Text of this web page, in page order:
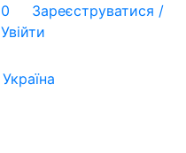
0
Зареєструватися /
Увійти